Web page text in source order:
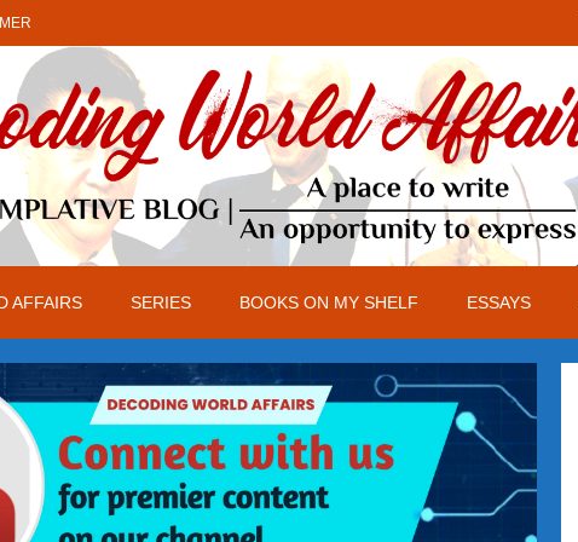
AFFAIRS SERIES BOOKS ON MY SHELF ESSAYS